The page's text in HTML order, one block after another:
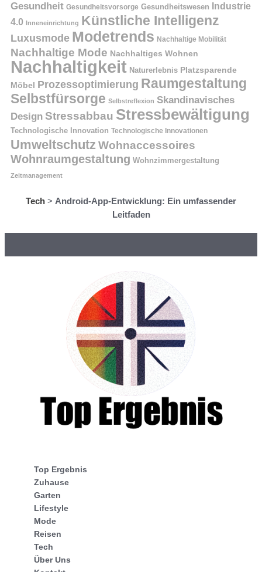
Gesundheit Gesundheitsvorsorge Gesundheitswesen
Industrie
4.0
Inneneinrichtung Künstliche Intelligenz
Luxusmode Modetrends Nachhaltige Mobilität
Nachhaltige Mode Nachhaltiges Wohnen
Nachhaltigkeit Naturerlebnis Platzsparende
Möbel
Prozessoptimierung Raumgestaltung
Selbstfürsorge Selbstreflexion Skandinavisches
Design Stressabbau Stressbewältigung
Technologische Innovation Technologische Innovationen
Umweltschutz Wohnaccessoires
Wohnraumgestaltung Wohnzimmergestaltung
Zeitmanagement
Tech > Android-App-Entwicklung: Ein umfassender
Leitfaden
Top Ergebnis
Zuhause
Garten
Lifestyle
Mode
Reisen
Tech
Über Uns